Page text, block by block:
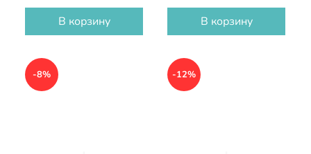
В корзину В корзину
-8% -12%